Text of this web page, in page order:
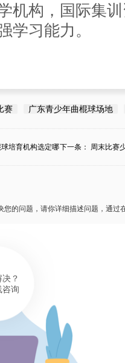
机构，国际集
学习能力。
赛 广东青少年曲棍球场地
培育机构选定哪下一条： 周末比赛
您的问题，请你详细描述问题，通过
？
咨询